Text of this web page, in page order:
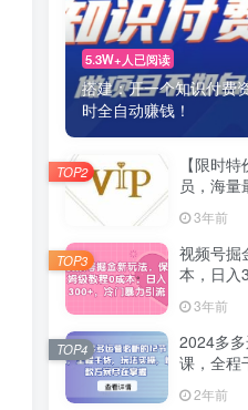
5.3W+人已阅读
搭建：开一个知识付费
时全自动赚钱！
【限时
员，海量
内部教程
更新！
3年前
TOP2
视频号掘
本，日入
流 3年前
TOP3
2024多
课，全程
爆款方案
2年前
TOP4